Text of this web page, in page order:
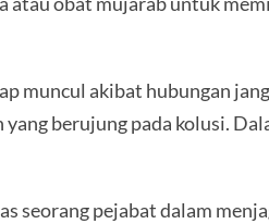
muncul akibat hubungan
berujung pada kolusi.
seorang pejabat dalam